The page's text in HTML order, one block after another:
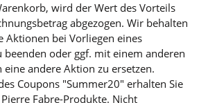
wird der Wert des Vorteils
abgezogen. Wir behalten
Aktionen bei Vorliegen eines
beenden oder ggf. mit einem anderen
andere Aktion zu ersetzen.
Coupons "Summer20" erhalten Sie
Fabre-Produkte. Nicht